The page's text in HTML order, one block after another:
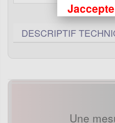
DESCRIPTIF
Une
Jaccepte